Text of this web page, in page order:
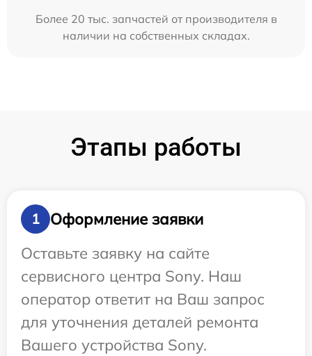
Более 20 тыс. запчастей от производителя в
наличии на собственных складах.
Этапы работы
1
Оформление заявки
Оставьте заявку на сайте
сервисного центра Sony. Наш
оператор ответит на Ваш запрос
для уточнения деталей ремонта
Вашего устройства Sony.